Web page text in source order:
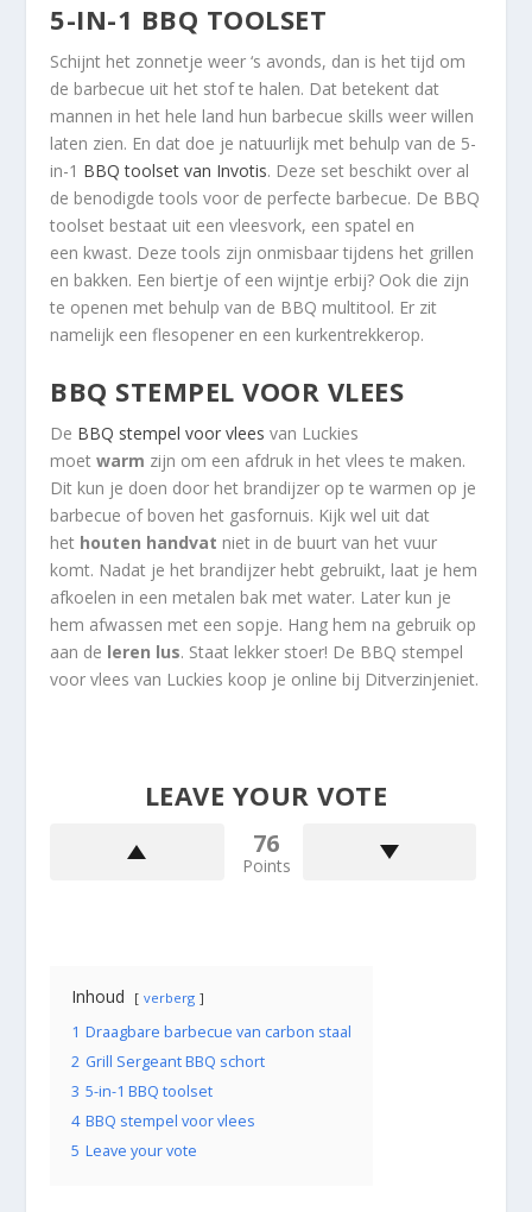
5-IN-1 BBQ TOOLSET
Schijnt het zonnetje weer ‘s avonds, dan is het tijd om
de barbecue uit het stof te halen. Dat betekent dat
mannen in het hele land hun barbecue skills weer willen
laten zien. En dat doe je natuurlijk met behulp van de 5-
in-1 BBQ toolset van Invotis. Deze set beschikt over al
de benodigde tools voor de perfecte barbecue. De BBQ
toolset bestaat uit een vleesvork, een spatel en
een kwast. Deze tools zijn onmisbaar tijdens het grillen
en bakken. Een biertje of een wijntje erbij? Ook die zijn
te openen met behulp van de BBQ multitool. Er zit
namelijk een flesopener en een kurkentrekkerop.
BBQ STEMPEL VOOR VLEES
De BBQ stempel voor vlees van Luckies
moetwarm zijn om een afdruk in het vlees te maken.
Dit kun je doen door het brandijzer op te warmen op je
barbecue of boven het gasfornuis. Kijk wel uit dat
het houten handvat niet in de buurt van het vuur
komt. Nadat je het brandijzer hebt gebruikt, laat je hem
afkoelen in een metalen bak met water. Later kun je
hem afwassen met een sopje. Hang hem na gebruik op
aan de leren lus. Staat lekker stoer! De BBQ stempel
voor vlees van Luckies koop je online bij Ditverzinjeniet.
LEAVE YOUR VOTE
76
Points
Inhoud verberg
1 Draagbare barbecue van carbon staal
2 Grill Sergeant BBQ schort
3 5-in-1 BBQ toolset
4 BBQ stempel voor vlees
5 Leave your vote